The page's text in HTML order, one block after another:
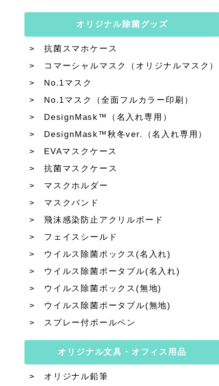
オリジナル除菌グッズ
抗菌スマホケース
コマーシャルマスク（オリジナルマスク）
No.1マスク
No.1マスク（全面フルカラー印刷）
DesignMask™（名入れ専用）
DesignMask™秋冬ver.（名入れ専用）
EVAマスクケース
抗菌マスクケース
マスクホルダー
マスクバンド
飛沫感染防止アクリルボード
フェイスシールド
ウイルス除菌ボックス(名入れ)
ウイルス除菌ポータブル(名入れ)
ウイルス除菌ボックス(無地)
ウイルス除菌ポータブル(無地)
スプレー付ボールペン
オリジナル文具・オフィス用品
オリジナル鉛筆